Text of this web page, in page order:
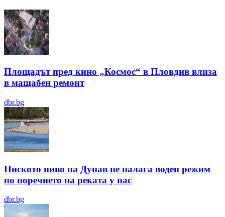
Площадът пред кино „Космос“ в Пловдив влиза
в мащабен ремонт
dbr.bg
Ниското ниво на Дунав не налага воден режим
по поречието на реката у нас
dbr.bg